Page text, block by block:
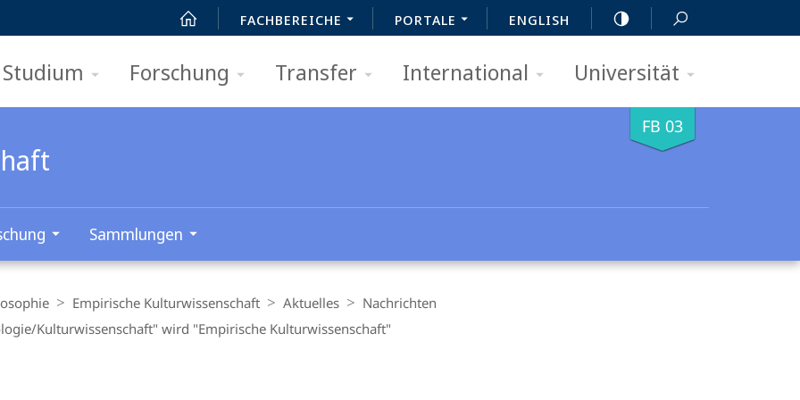
FACHBEREICHE PORTALE ENGLISH
Studium Forschung Transfer International Universität
FB 03
Sammlungen
Empirische Kulturwissenschaft Aktuelles
Nachrichten
Kulturwissenschaft" wird "Empirische Kulturwissenschaft"